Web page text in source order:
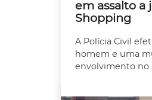
em assalto a
Shopping
A Polícia Civil
homem e uma
envolvimento no